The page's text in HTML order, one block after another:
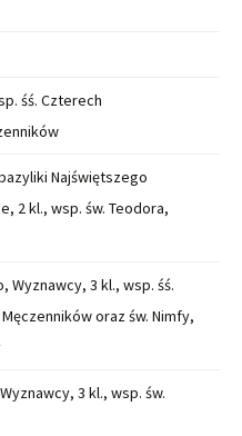
śś. Czterech
Najświętszego
2 kl., wsp. św. Teodora,
Wyznawcy, 3 kl., wsp. śś.
oraz św. Nimfy,
3 kl., wsp. św.